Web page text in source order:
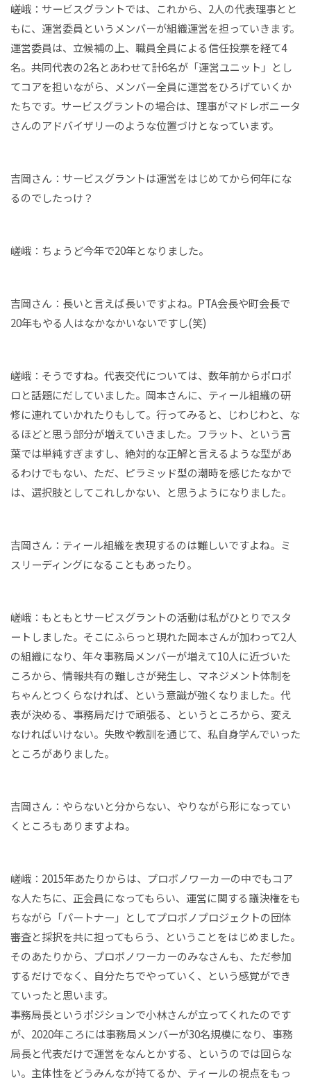
嵯峨：サービスグラントでは、これから、2人の代表理事とと
もに、運営委員というメンバーが組織運営を担っていきます。
運営委員は、立候補の上、職員全員による信任投票を経て4
名。共同代表の2名とあわせて計6名が「運営ユニット」とし
てコアを担いながら、メンバー全員に運営をひろげていくか
たちです。サービスグラントの場合は、理事がマドレボニータ
さんのアドバイザリーのような位置づけとなっています。
吉岡さん：サービスグラントは運営をはじめてから何年にな
るのでしたっけ？
嵯峨：ちょうど今年で20年となりました。
吉岡さん：長いと言えば長いですよね。PTA会長や町会長で
20年もやる人はなかなかいないですし(笑)
嵯峨：そうですね。代表交代については、数年前からポロポ
ロと話題にだしていました。岡本さんに、ティール組織の研
修に連れていかれたりもして。行ってみると、じわじわと、な
るほどと思う部分が増えていきました。フラット、という言
葉では単純すぎますし、絶対的な正解と言えるような型があ
るわけでもない、ただ、ピラミッド型の潮時を感じたなかで
は、選択肢としてこれしかない、と思うようになりました。
吉岡さん：ティール組織を表現するのは難しいですよね。ミ
スリーディングになることもあったり。
嵯峨：もともとサービスグラントの活動は私がひとりでスタ
ートしました。そこにふらっと現れた岡本さんが加わって2人
の組織になり、年々事務局メンバーが増えて10人に近づいた
ころから、情報共有の難しさが発生し、マネジメント体制を
ちゃんとつくらなければ、という意識が強くなりました。代
表が決める、事務局だけで頑張る、というところから、変え
なければいけない。失敗や教訓を通じて、私自身学んでいった
ところがありました。
吉岡さん：やらないと分からない、やりながら形になってい
くところもありますよね。
嵯峨：2015年あたりからは、プロボノワーカーの中でもコア
な人たちに、正会員になってもらい、運営に関する議決権をも
ちながら「パートナー」としてプロボノプロジェクトの団体
審査と採択を共に担ってもらう、ということをはじめました。
そのあたりから、プロボノワーカーのみなさんも、ただ参加
するだけでなく、自分たちでやっていく、という感覚ができ
ていったと思います。
事務局長というポジションで小林さんが立ってくれたのです
が、2020年ころには事務局メンバーが30名規模になり、事務
局長と代表だけで運営をなんとかする、というのでは回らな
い。主体性をどうみんなが持てるか、ティールの視点をもっ